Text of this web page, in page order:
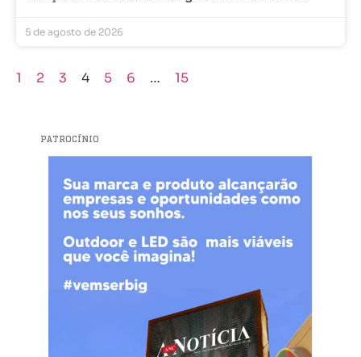
5 de agosto de 2026
1 2 3 4 5 6 … 15
PATROCÍNIO